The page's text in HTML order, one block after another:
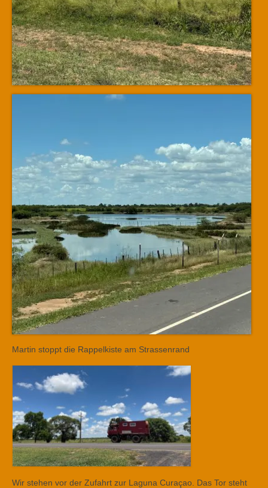
Martin stoppt die Rappelkiste am Strassenrand
Wir stehen vor der Zufahrt zur Laguna Curaçao. Das Tor steht